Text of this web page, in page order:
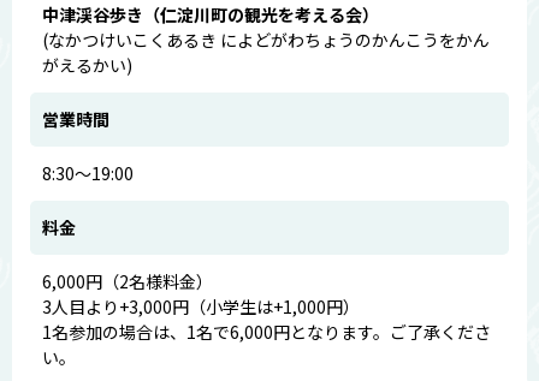
中津渓谷歩き（仁淀川町の観光を考える会）
(なかつけいこくあるき によどがわちょうのかんこうをかん
がえるかい)
営業時間
8:30～19:00
料金
6,000円（2名様料金）
3人目より+3,000円（小学生は+1,000円）
1名参加の場合は、1名で6,000円となります。ご了承くださ
い。